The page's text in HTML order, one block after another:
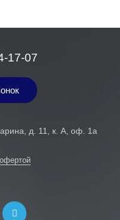
17-07
д. 11, к. А, оф. 1а